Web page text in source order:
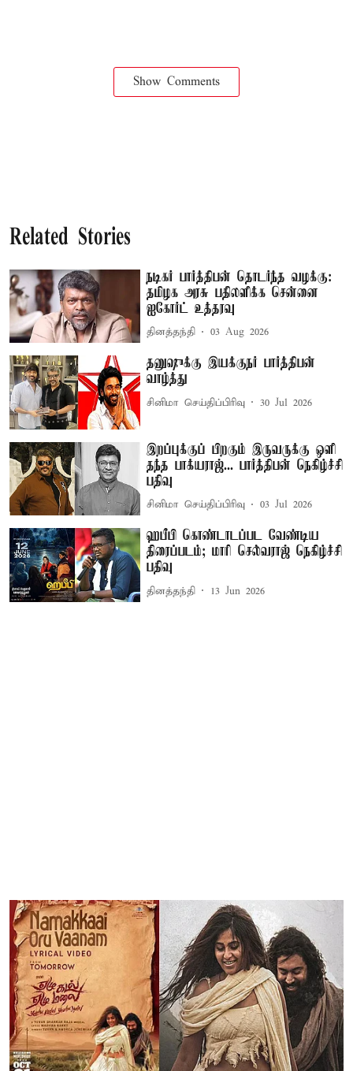
Show Comments
Related Stories
நடிகர் பார்த்திபன் தொடர்ந்த வழக்கு:
தமிழக அரசு பதிலளிக்க சென்னை
ஐகோர்ட் உத்தரவு
தினத்தந்தி 03 Aug 2026
தனுஷுக்கு இயக்குநர் பார்த்திபன்
வாழ்த்து
சினிமா செய்திப்பிரிவு 30 Jul 2026
இறப்புக்குப் பிறகும் இருவருக்கு ஒளி
தந்த பாக்யராஜ்... பார்த்திபன் நெகிழ்ச்சி
பதிவு
சினிமா செய்திப்பிரிவு 03 Jul 2026
ஹபீபி கொண்டாடப்பட வேண்டிய
திரைப்படம்; மாரி செல்வராஜ் நெகிழ்ச்சி
பதிவு
தினத்தந்தி 13 Jun 2026